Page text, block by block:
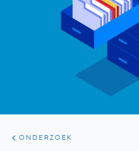
ARTIKELEN
ONDERZOEK
ONDERZOEK